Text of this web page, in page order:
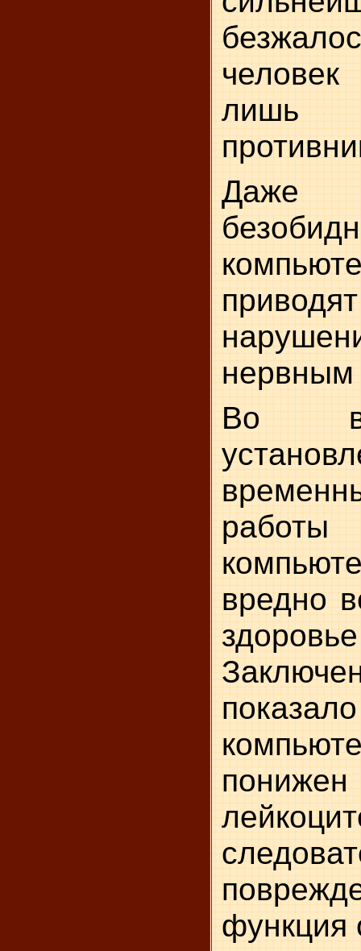
лишь
нервным
Во
вредно
функция